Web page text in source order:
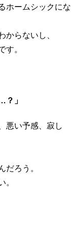
ホームシックにな
からないし、
す。
」
悪い予感、寂し
だろう。
。